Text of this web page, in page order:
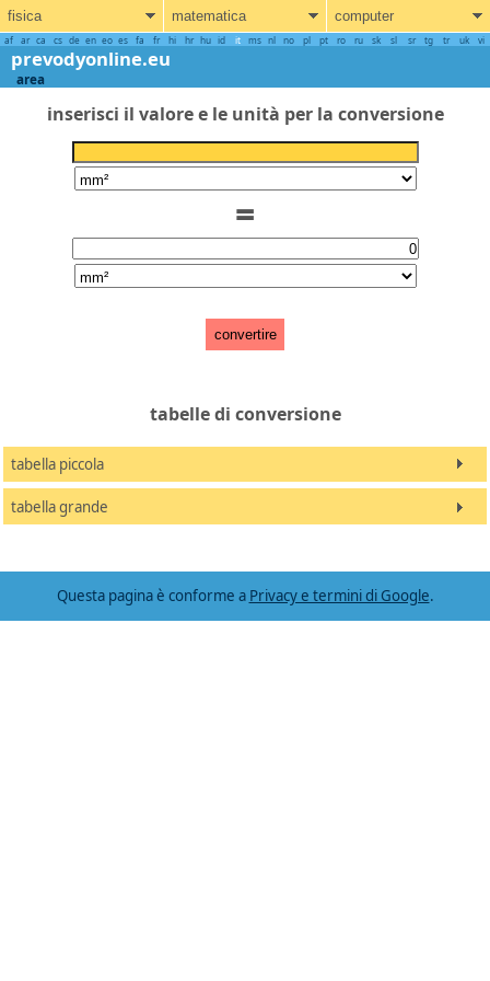
fisica matematica computer
af ar ca cs de en eo es fa fr hi hr hu id it ms nl no pl pt ro ru sk sl sr tg tr uk vi
prevodyonline.eu
area
inserisci il valore e le unità per la conversione
=
convertire
tabelle di conversione
tabella piccola
tabella grande
Questa pagina è conforme a Privacy e termini di Google.